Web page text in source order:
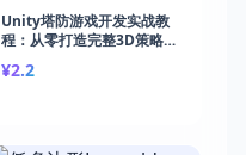
Unity塔防游戏开发实战教
程：从零打造完整3D策略游
Defense Game
¥2.2